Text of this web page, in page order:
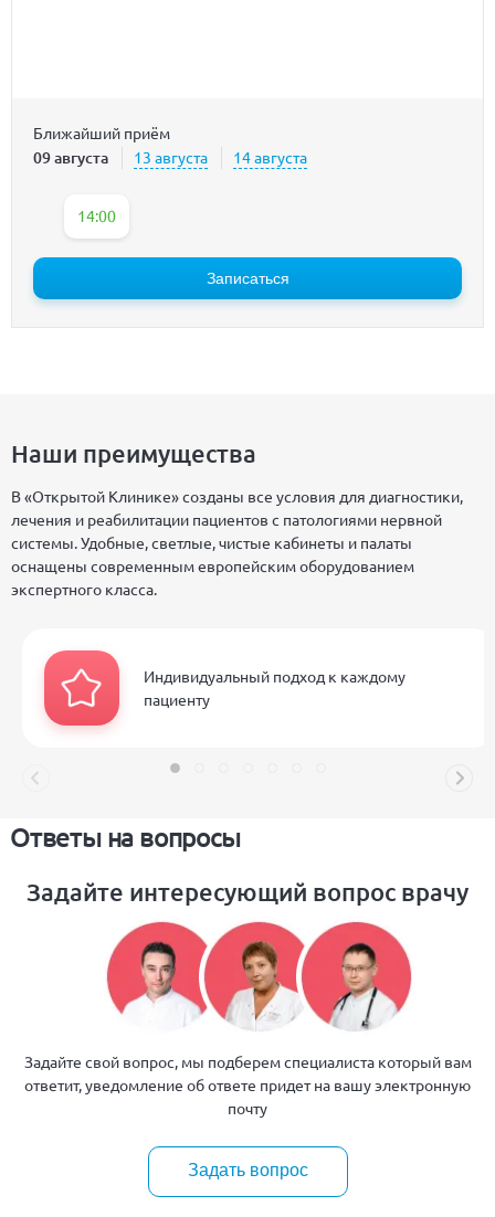
Ближайший приём
09 августа 13 августа 14 августа
14:00
Записаться
Ответы на вопросы
Задайте интересующий вопрос врачу
Задайте свой вопрос, мы подберем специалиста который вам
ответит, уведомление об ответе придет на вашу электронную
почту
Задать вопрос
Наши преимущества
В «Открытой Клинике» созданы все условия для диагностики,
лечения и реабилитации пациентов с патологиями нервной
системы. Удобные, светлые, чистые кабинеты и палаты
оснащены современным европейским оборудованием
экспертного класса.
Индивидуальный подход к каждому
пациенту